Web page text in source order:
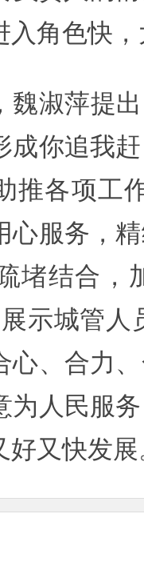
入角色快
魏淑萍提
成你追我
推各项工
心服务，
堵结合，
示城管
心、合力
为人民服
好又快发展